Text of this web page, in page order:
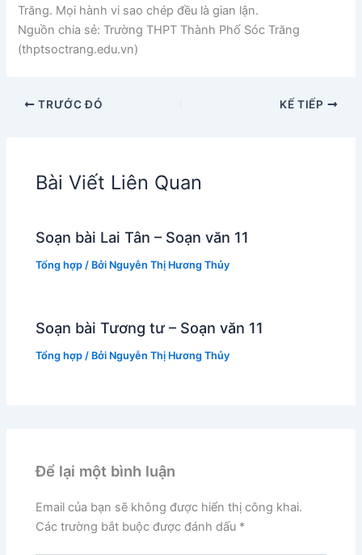
Trăng. Mọi hành vi sao chép đều là gian lận.
Nguồn chia sẻ: Trường THPT Thành Phố Sóc Trăng
(thptsoctrang.edu.vn)
TRƯỚC ĐÓ KẾ TIẾP
Bài Viết Liên Quan
Soạn bài Lai Tân – Soạn văn 11
Tổng hợp / Bởi Nguyễn Thị Hương Thủy
Soạn bài Tương tư – Soạn văn 11
Tổng hợp / Bởi Nguyễn Thị Hương Thủy
Để lại một bình luận
Email của bạn sẽ không được hiển thị công khai.
Các trường bắt buộc được đánh dấu *